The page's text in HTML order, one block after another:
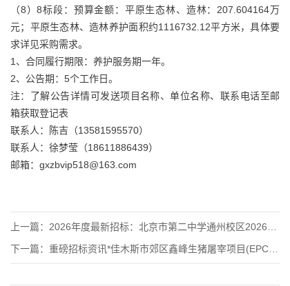
（8）8标段：预算金额：平原生态林、造林：207.604164万
元；平原生态林、造林养护面积约1116732.12平方米，具体要
求详见采购需求。
1、合同履行期限：养护服务期一年。
2、公告期：5个工作日。
注：了解公告详情可发送项目名称、单位名称、联系电话至邮
箱获取登记表
联系人：陈吉（13581595570）
联系人：徐梦莹（18611886439）
邮箱：gxzbvip518@163.com
上一篇： 2026年度最新招标：北京市第二中学通州校区2026年学生食
下一篇： 重磅招标资讯*佳木斯市郊区鑫峰生猪屠宰项目(EPC)招标公告